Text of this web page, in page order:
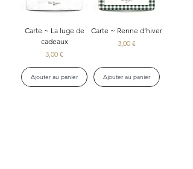
Carte ~ La luge de
cadeaux
Prix
3,00 €
Ajouter au panier
Carte ~ Renne d’hiver
Prix
3,00 €
Ajouter au panier